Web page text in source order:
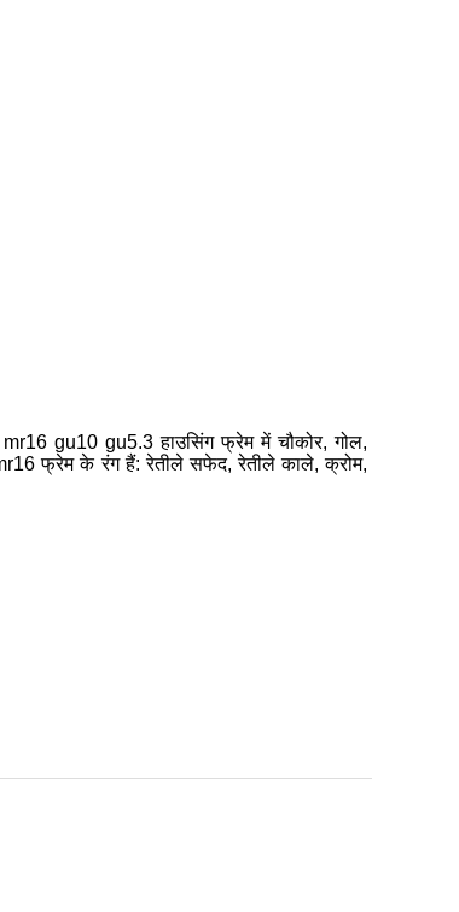
gu10 gu5.3 हाउसिंग फ्रेम में चौकोर, गोल,
फ्रेम के रंग हैं: रेतीले सफेद, रेतीले काले, क्रोम,